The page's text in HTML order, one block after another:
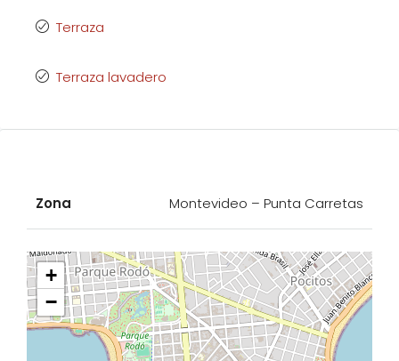
Terraza
Terraza lavadero
Zona Montevideo – Punta Carretas
+
−